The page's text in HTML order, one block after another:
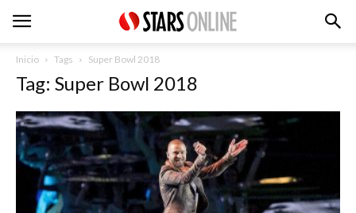
Inicio Tags Super Bowl 2018
Tag: Super Bowl 2018